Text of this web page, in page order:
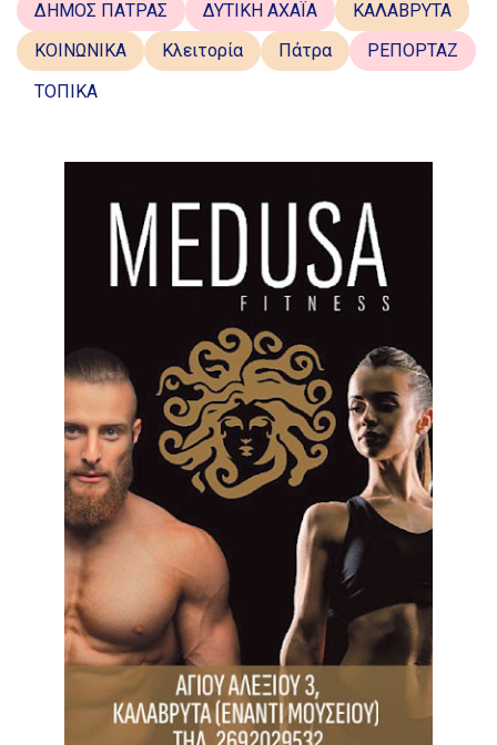
ΔΗΜΟΣ ΠΑΤΡΑΣ ΔΥΤΙΚΗ ΑΧΑΪΑ
ΚΑΛΑΒΡΥΤΑ
ΚΟΙΝΩΝΙΚΑ
Κλειτορία Πάτρα
ΡΕΠΟΡΤΑΖ
ΤΟΠΙΚΑ